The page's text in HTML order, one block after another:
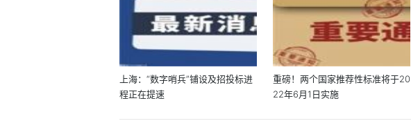
上海：“数字哨兵”铺设及招投标进
程正在提速
重磅！两个国家推荐性标准将于20
22年6月1日实施